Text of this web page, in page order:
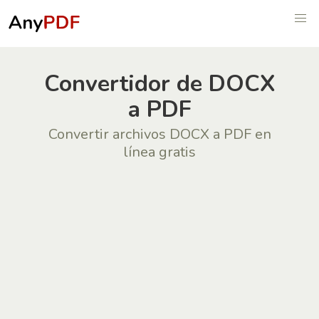
Convertidor de DOCX
a PDF
Convertir archivos DOCX a PDF en
línea gratis